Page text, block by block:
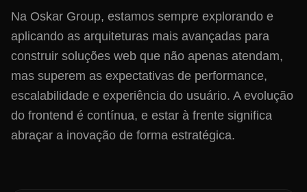
Na Oskar Group, estamos sempre explorando e
aplicando as arquiteturas mais avançadas para
construir soluções web que não apenas atendam,
mas superem as expectativas de performance,
escalabilidade e experiência do usuário. A evolução
do frontend é contínua, e estar à frente significa
abraçar a inovação de forma estratégica.